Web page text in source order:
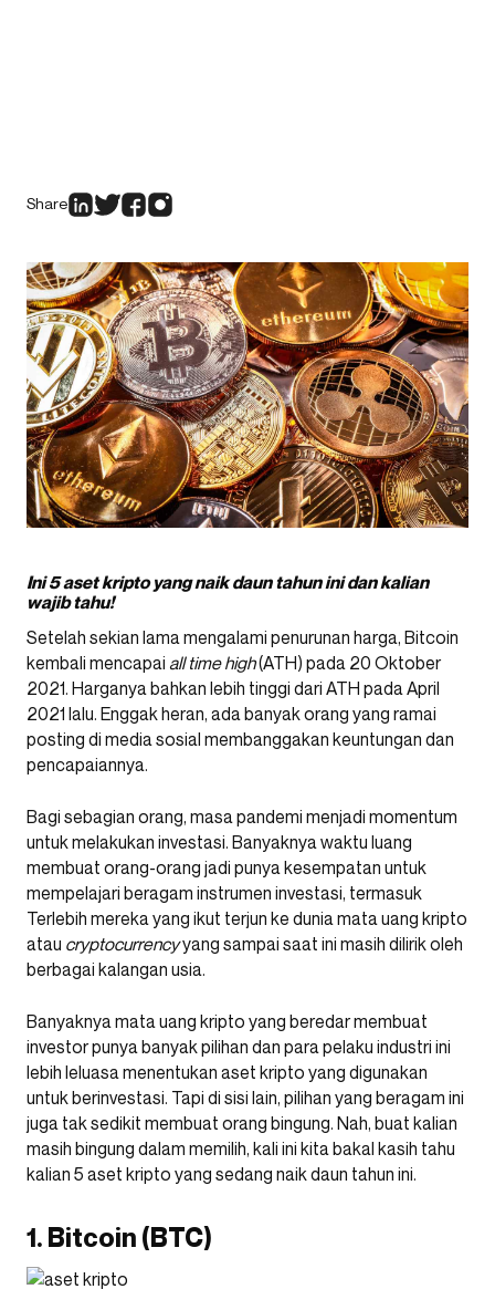
Share
Ini 5 aset kripto yang naik daun tahun ini dan kalian
wajib tahu!
Setelah sekian lama mengalami penurunan harga, Bitcoin
kembali mencapai all time high(ATH) pada 20 Oktober
2021. Harganya bahkan lebih tinggi dari ATH pada April
2021 lalu. Enggak heran, ada banyak orang yang ramai
posting di media sosial membanggakan keuntungan dan
pencapaiannya.
Bagi sebagian orang, masa pandemi menjadi momentum
untuk melakukan investasi. Banyaknya waktu luang
membuat orang-orang jadi punya kesempatan untuk
mempelajari beragam instrumen investasi, termasuk
Terlebih mereka yang ikut terjun ke dunia mata uang kripto
atau cryptocurrencyyang sampai saat ini masih dilirik oleh
berbagai kalangan usia.
Banyaknya mata uang kripto yang beredar membuat
investor punya banyak pilihan dan para pelaku industri ini
lebih leluasa menentukan aset kripto yang digunakan
untuk berinvestasi. Tapi di sisi lain, pilihan yang beragam ini
juga tak sedikit membuat orang bingung. Nah, buat kalian
masih bingung dalam memilih, kali ini kita bakal kasih tahu
kalian 5 aset kripto yang sedang naik daun tahun ini.
1. Bitcoin (BTC)